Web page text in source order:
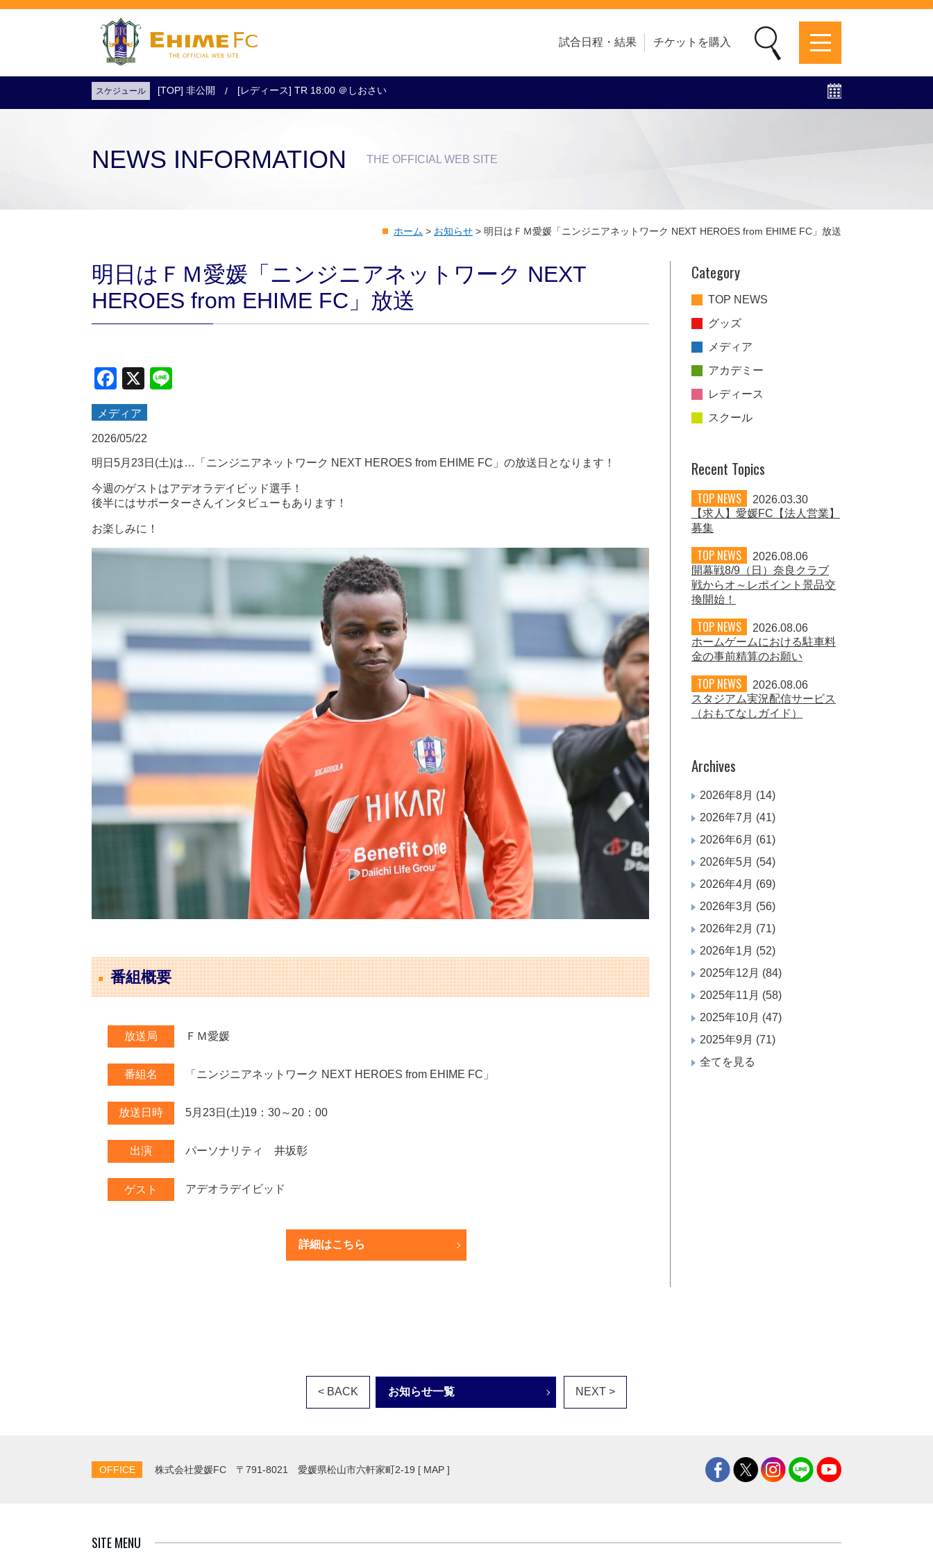
試合日程・結果 チケットを購入
試合日程・結果 アクセス クラブ・会社情報
スケジュール [TOP] 非公開 [レディース] TR 18:00 ＠しおさい
NEWS INFORMATION THE OFFICIAL WEB SITE
ホーム > お知らせ > 明日はＦＭ愛媛「ニンジニアネットワーク NEXT HEROES from EHIME FC」放送
明日はＦＭ愛媛「ニンジニアネットワーク NEXT
HEROES from EHIME FC」放送
Facebook
X
メディア
2026/05/22
明日5月23日(土)は…「ニンジニアネットワーク NEXT HEROES from EHIME FC」の放送日となります！
今週のゲストはアデオラデイビッド選手！
後半にはサポーターさんインタビューもあります！
お楽しみに！
番組概要
放送局 ＦＭ愛媛
番組名 「ニンジニアネットワーク NEXT HEROES from EHIME FC」
放送日時 5月23日(土)19：30～20：00
出演 パーソナリティ 井坂彰
ゲスト アデオラデイビッド
詳細はこちら
Category
TOP NEWS
グッズ
メディア
アカデミー
レディース
スクール
Recent Topics
TOP NEWS
2026.03.30
【求人】愛媛FC【法人営業】
募集
TOP NEWS
2026.08.06
開幕戦8/9（日）奈良クラブ
戦からオ～レポイント景品交
換開始！
TOP NEWS
2026.08.06
ホームゲームにおける駐車料
金の事前精算のお願い
TOP NEWS
2026.08.06
スタジアム実況配信サービス
（おもてなしガイド）
Archives
2026年8月 (14)
2026年7月 (41)
2026年6月 (61)
2026年5月 (54)
2026年4月 (69)
2026年3月 (56)
2026年2月 (71)
2026年1月 (52)
2025年12月 (84)
2025年11月 (58)
2025年10月 (47)
2025年9月 (71)
全てを見る
< BACK お知らせ一覧 NEXT >
OFFICE 株式会社愛媛FC 〒791-8021 愛媛県松山市六軒家町2-19 [ MAP ]
SITE MENU